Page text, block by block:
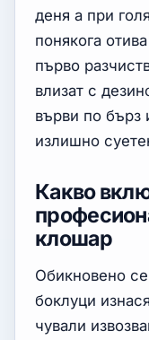
деня а при
понякога
първо
влизат с
върви по бърз
излишно
Какво
клошар
Обикновено
боклуци
чували